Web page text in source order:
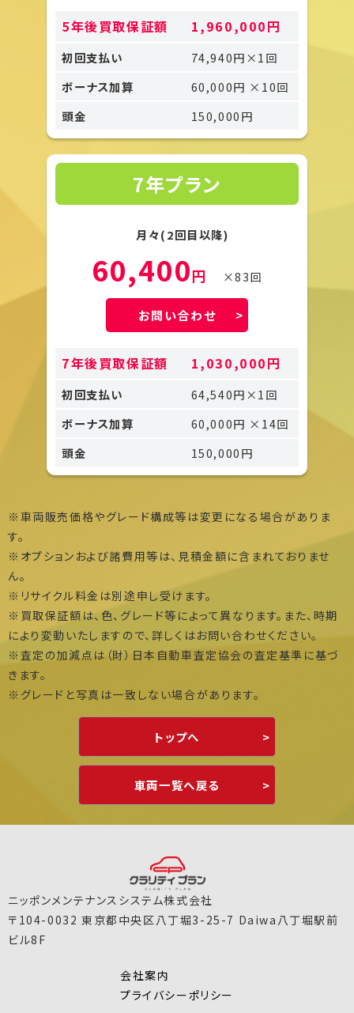
5年後買取保証額 1,960,000円
初回支払い
74,940円×1回
ボーナス加算
60,000円 ×10回
頭金
150,000円
7年プラン
月々(2回目以降)
60,400円 ×83回
お問い合わせ
7年後買取保証額 1,030,000円
初回支払い
64,540円×1回
ボーナス加算
60,000円 ×14回
頭金
150,000円
※車両販売価格やグレード構成等は変更になる場合がありま
す。
※オプションおよび諸費用等は、見積金額に含まれておりませ
ん。
※リサイクル料金は別途申し受けます。
※買取保証額は、色、グレード等によって異なります。また、時期
により変動いたしますので、詳しくはお問い合わせください。
※査定の加減点は（財）日本自動車査定協会の査定基準に基づ
きます。
※グレードと写真は一致しない場合があります。
トップへ
車両一覧へ戻る
ニッポンメンテナンスシステム株式会社
〒104-0032 東京都中央区八丁堀3-25-7 Daiwa八丁堀駅前
ビル8F
会社案内
プライバシーポリシー